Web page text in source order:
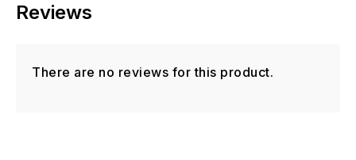
Reviews
There are no reviews for this product.